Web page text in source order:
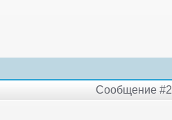
Сообщение #2